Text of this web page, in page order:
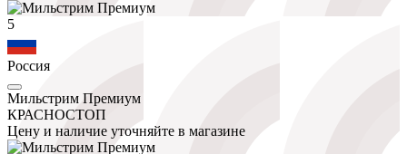
5
Россия
Мильстрим Премиум
КРАСНОСТОП
Цену и наличие уточняйте в магазине